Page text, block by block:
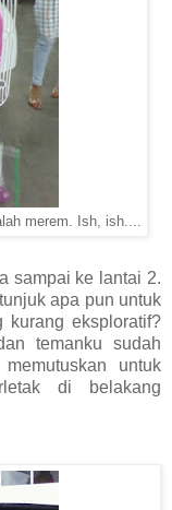
merem. Ish, ish....
sampai ke lantai 2.
apa pun untuk
kurang eksploratif?
temanku sudah
untuk
di belakang